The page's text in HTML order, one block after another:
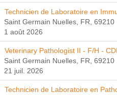
Technicien de Laboratoire en
Saint Germain Nuelles, FR, 69210
1 août 2026
Veterinary Pathologist II - F/H - CDI
Saint Germain Nuelles, FR, 69210
21 juil. 2026
Technicien de Laboratoire en